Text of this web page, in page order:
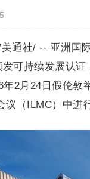
通社/ -- 亚洲国
可持续发展认
年2月24日假伦
（ILMC）中进